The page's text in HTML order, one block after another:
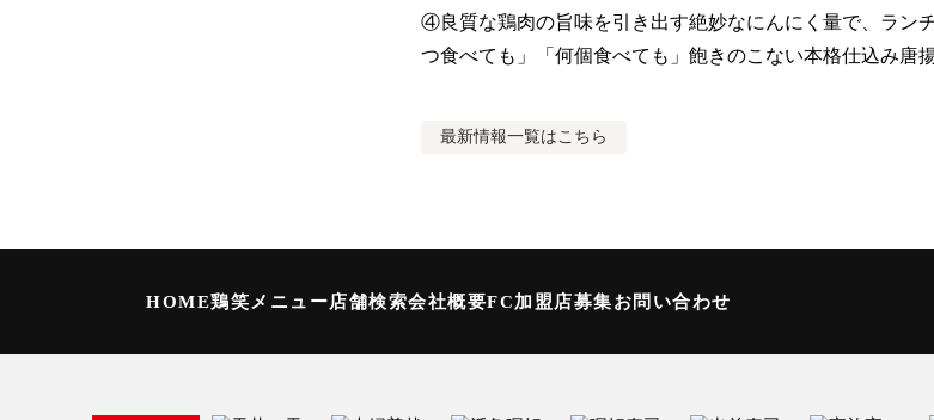
④良質な鶏肉の旨味を引き出す絶妙なにんにく量で、ラン
つ食べても」「何個食べても」飽きのこない本格仕込み唐
最新情報一覧はこちら
HOME鶏笑メニュー店舗検索会社概要FC加盟店募集お問い合わせ